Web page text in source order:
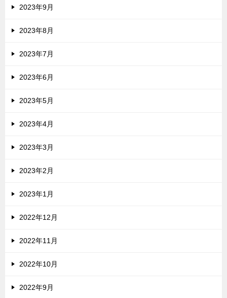
2023年9月
2023年8月
2023年7月
2023年6月
2023年5月
2023年4月
2023年3月
2023年2月
2023年1月
2022年12月
2022年11月
2022年10月
2022年9月